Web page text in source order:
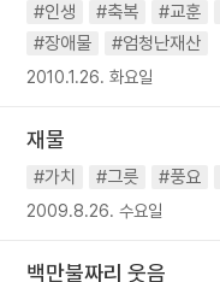
#인생 #축복 #교훈
#장애물
#엄청난재산
2010.1.26. 화요일
재물
#가치 #그릇 #풍요
2009.8.26. 수요일
백만불짜리 웃음